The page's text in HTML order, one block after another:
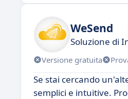
WeSend
Soluzione di
Versione gratuita
Se stai cercando
semplici e intuitive.